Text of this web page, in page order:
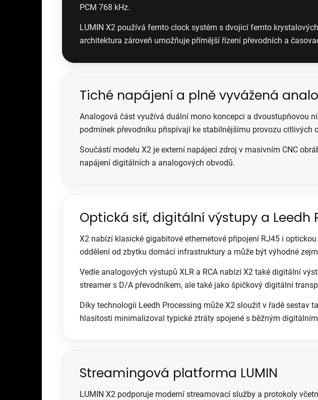
PCM 768 kHz.
LUMIN X2 používá femto clock systém s dvojicí femto
architektura zároveň umožňuje přímější řízení převodních a
Tiché napájení a plně vyvážená
Analogová část využívá duální mono koncepci a dvoustupňovou
podmínek převodníku přispívají ke stabilnějšímu provozu citlivých
Součástí modelu X2 je externí napájecí zdroj v masivním CNC
napájení digitálních a analogových obvodů.
Optická síť, digitální výstupy a Leedh
X2 nabízí klasické gigabitové ethernetové připojení RJ45 i
oddělení od zbytku domácí infrastruktury a může být výhodné
Vedle analogových výstupů XLR a RCA nabízí X2 také digitální
streamer s D/A převodníkem, ale také jako špičkový digitální
Díky technologii Leedh Processing může X2 sloužit v řadě sestav
hlasitosti minimalizoval typické ztráty spojené s běžným
Streamingová platforma LUMIN
LUMIN X2 podporuje moderní streamovací služby a protokoly